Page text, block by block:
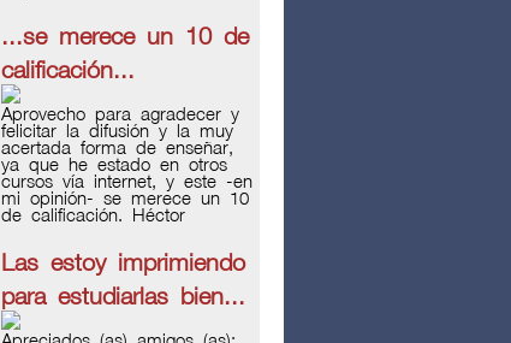
...se merece un 10 de
calificación...
Aprovecho para agradecer y
felicitar la difusión y la muy
acertada forma de enseñar,
ya que he estado en otros
cursos vía internet, y este -en
mi opinión- se merece un 10
de calificación. Héctor
Las estoy imprimiendo
para estudiarlas bien...